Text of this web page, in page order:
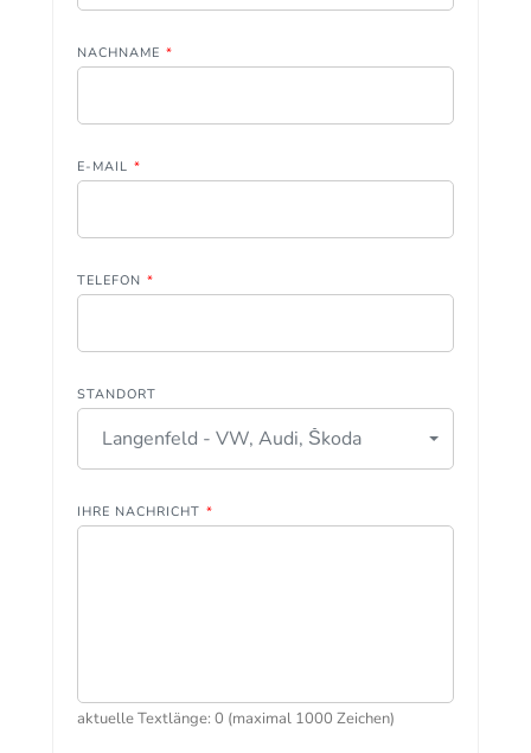
NACHNAME *
E-MAIL *
TELEFON *
STANDORT
Langenfeld - VW, Audi, Škoda
IHRE NACHRICHT *
aktuelle Textlänge: 0 (maximal 1000 Zeichen)